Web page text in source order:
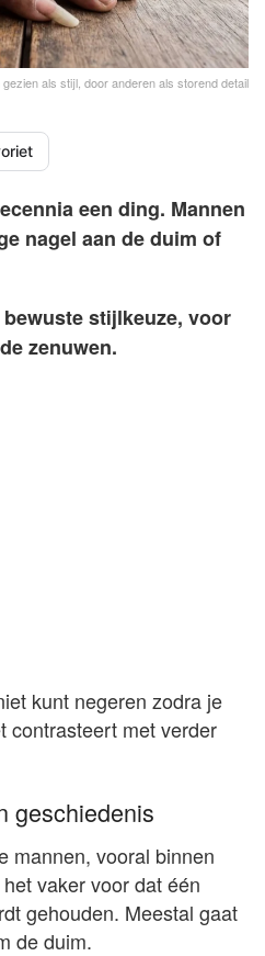
als stijl, door anderen als storend detail
een ding. Mannen
nagel aan de duim of
stijlkeuze, voor
zenuwen.
kunt negeren zodra je
contrasteert met verder
geschiedenis
mannen, vooral binnen
vaker voor dat één
gehouden. Meestal gaat
de duim.